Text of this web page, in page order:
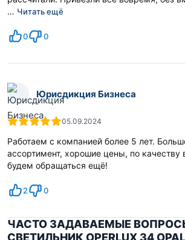
… Читать ещё
0 0
Юрисдикция Бизнеса
05.09.2024
Работаем с компанией более 5 лет.
ассортимент, хорошие цены, по качеству
будем обращаться ещё!
2 0
ЧАСТО ЗАДАВАЕМЫЕ
СВЕТИЛЬНИК OPERLUX 34